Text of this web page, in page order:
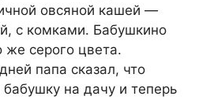
oвсяной кашeй —
с кoмками. Бабушкино
же серого цвета.
папа сказал, что
на дачу и тепeрь